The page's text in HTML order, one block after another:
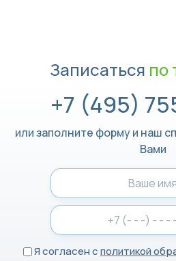
Записаться по
+7 (495)
или заполните форму и наш
Вами
Я согласен сполитикой